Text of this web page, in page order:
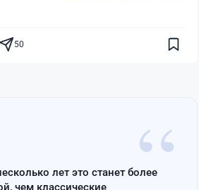
50
“
лет это станет более
чем классические